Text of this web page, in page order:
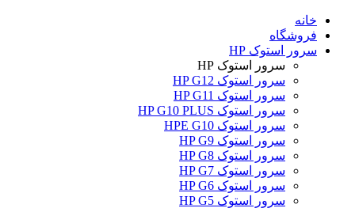
خانه
فروشگاه
سرور استوک HP
سرور استوک HP
سرور استوک HP G12
سرور استوک HP G11
سرور استوک HP G10 PLUS
سرور استوک HPE G10
سرور استوک HP G9
سرور استوک HP G8
سرور استوک HP G7
سرور استوک HP G6
سرور استوک HP G5